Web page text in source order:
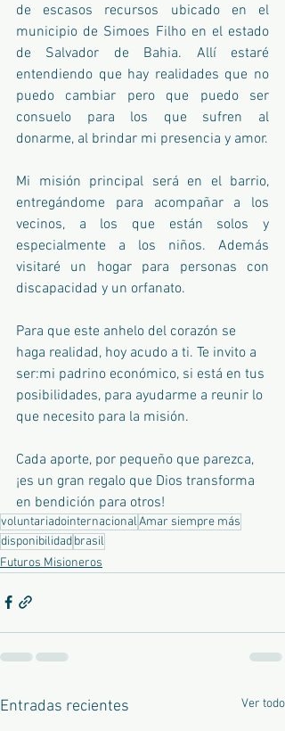
de escasos recursos ubicado en el
municipio de Simoes Filho en el estado
de Salvador de Bahia. Allí estaré
entendiendo que hay realidades que no
puedo cambiar pero que puedo ser
consuelo para los que sufren al
donarme, al brindar mi presencia y amor.
Mi misión principal será en el barrio,
entregándome para acompañar a los
vecinos, a los que están solos y
especialmente a los niños. Además
visitaré un hogar para personas con
discapacidad y un orfanato.
Para que este anhelo del corazón se
haga realidad, hoy acudo a ti. Te invito a
ser:mi padrino económico, si está en tus
posibilidades, para ayudarme a reunir lo
que necesito para la misión.
Cada aporte, por pequeño que parezca,
¡es un gran regalo que Dios transforma
en bendición para otros!
voluntariadointernacionalAmar siempre más
disponibilidadbrasil
Futuros Misioneros
Entradas recientes Ver todo